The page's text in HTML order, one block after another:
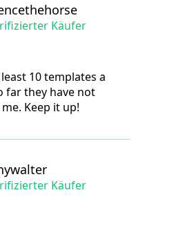
Käufer
10 templates a
far they have not
Keep it up!
Käufer